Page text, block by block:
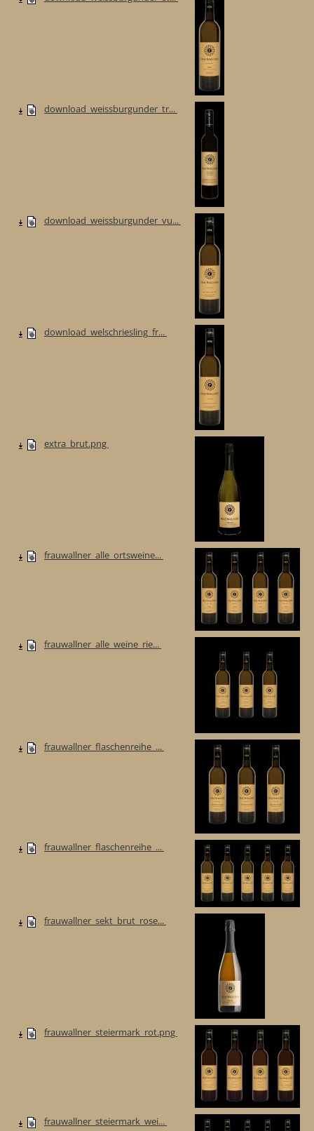
download_weissburgunder_tr...
download_weissburgunder_vu...
download_welschriesling_fr...
extra_brut.png
frauwallner_alle_ortsweine...
frauwallner_alle_weine_rie...
frauwallner_flaschenreihe_...
frauwallner_flaschenreihe_...
frauwallner_sekt_brut_rose...
frauwallner_steiermark_rot.png
frauwallner_steiermark_wei...